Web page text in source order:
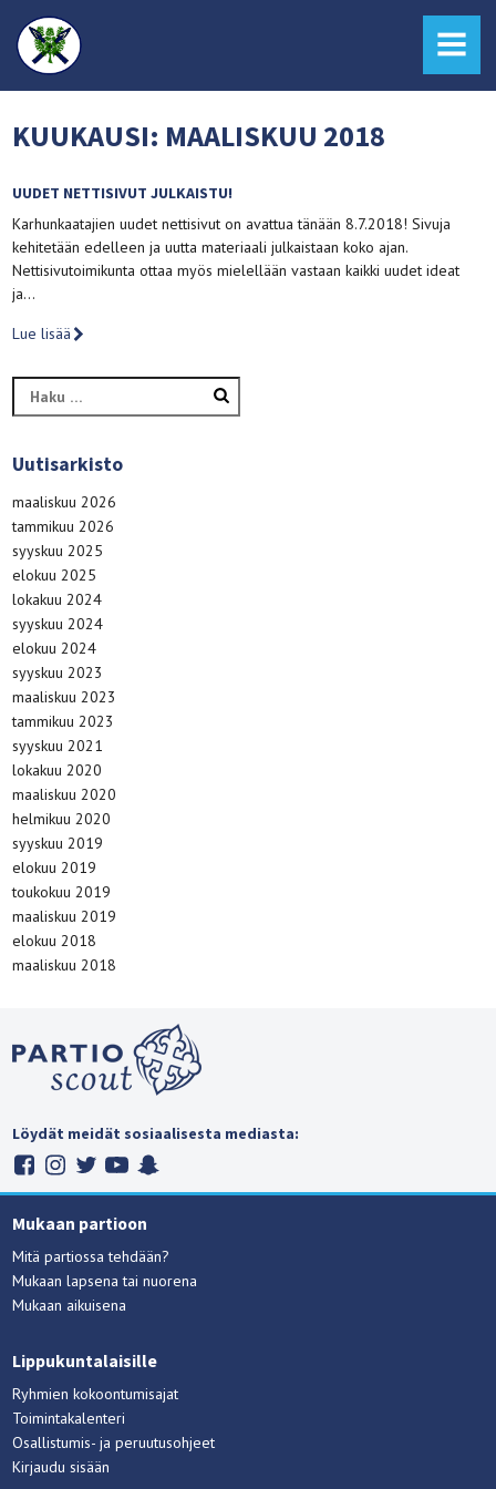
MENU
KUUKAUSI: MAALISKUU 2018
UUDET NETTISIVUT JULKAISTU!
Karhunkaatajien uudet nettisivut on avattua tänään 8.7.2018! Sivuja
kehitetään edelleen ja uutta materiaali julkaistaan koko ajan.
Nettisivutoimikunta ottaa myös mielellään vastaan kaikki uudet ideat
ja…
Lue lisää
Haku:
Uutisarkisto
maaliskuu 2026
tammikuu 2026
syyskuu 2025
elokuu 2025
lokakuu 2024
syyskuu 2024
elokuu 2024
syyskuu 2023
maaliskuu 2023
tammikuu 2023
syyskuu 2021
lokakuu 2020
maaliskuu 2020
helmikuu 2020
syyskuu 2019
elokuu 2019
toukokuu 2019
maaliskuu 2019
elokuu 2018
maaliskuu 2018
Löydät meidät sosiaalisesta mediasta:
Mukaan partioon
Mitä partiossa tehdään?
Mukaan lapsena tai nuorena
Mukaan aikuisena
Lippukuntalaisille
Ryhmien kokoontumisajat
Toimintakalenteri
Osallistumis- ja peruutusohjeet
Kirjaudu sisään